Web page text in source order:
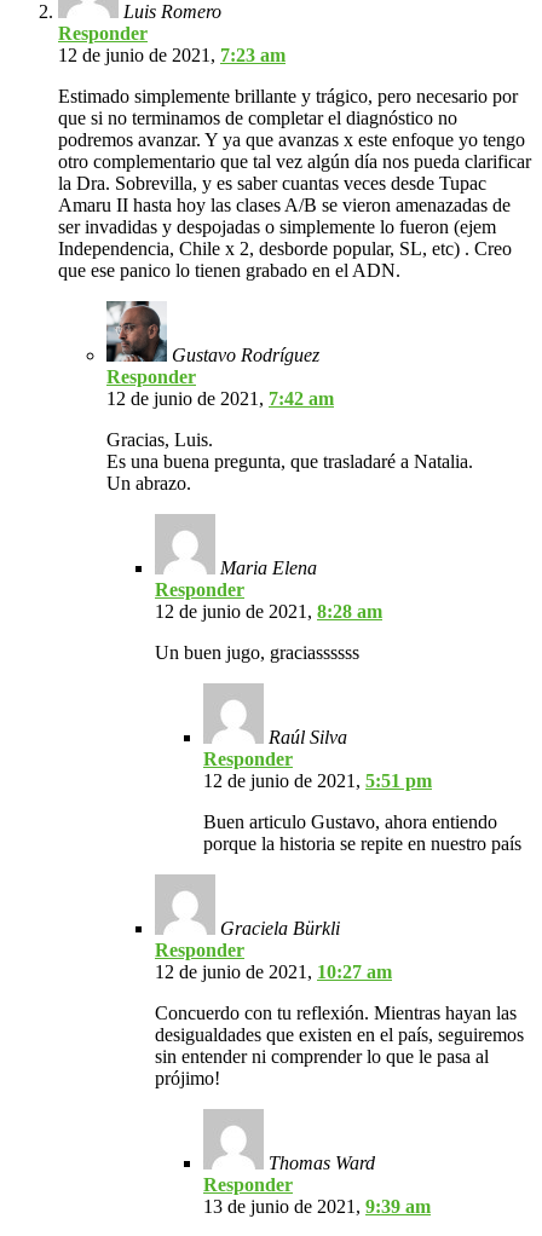
Luis Romero
Responder
12 de junio de 2021, 7:23 am
Estimado simplemente brillante y trágico, pero necesario por
que si no terminamos de completar el diagnóstico no
podremos avanzar. Y ya que avanzas x este enfoque yo tengo
otro complementario que tal vez algún día nos pueda clarificar
la Dra. Sobrevilla, y es saber cuantas veces desde Tupac
Amaru II hasta hoy las clases A/B se vieron amenazadas de
ser invadidas y despojadas o simplemente lo fueron (ejem
Independencia, Chile x 2, desborde popular, SL, etc) . Creo
que ese panico lo tienen grabado en el ADN.
Gustavo Rodríguez
Responder
12 de junio de 2021, 7:42 am
Gracias, Luis.
Es una buena pregunta, que trasladaré a Natalia.
Un abrazo.
Maria Elena
Responder
12 de junio de 2021, 8:28 am
Un buen jugo, graciassssss
Raúl Silva
Responder
12 de junio de 2021, 5:51 pm
Buen articulo Gustavo, ahora entiendo
porque la historia se repite en nuestro país
Graciela Bürkli
Responder
12 de junio de 2021, 10:27 am
Concuerdo con tu reflexión. Mientras hayan las
desigualdades que existen en el país, seguiremos
sin entender ni comprender lo que le pasa al
prójimo!
Thomas Ward
Responder
13 de junio de 2021, 9:39 am